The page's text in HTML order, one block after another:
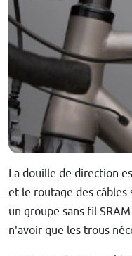
La douille de direction
et le routage des
un groupe sans fil
n'avoir que les trous